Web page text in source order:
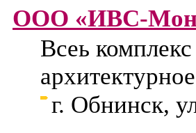
ООО «ИВС-
Всеь
г. Обнинск,